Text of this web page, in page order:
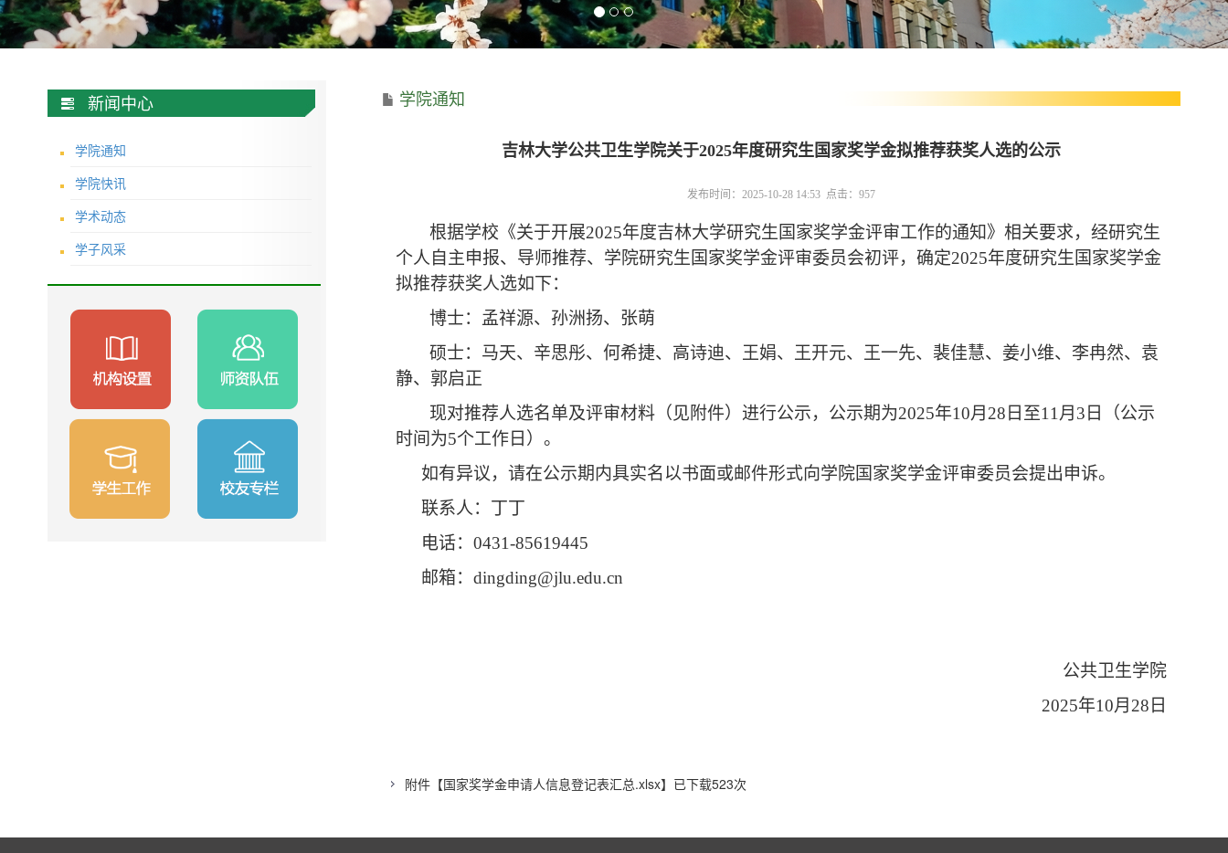
新闻中心
学院通知
学院快讯
学术动态
学子风采
学院通知
吉林大学公共卫生学院关于2025年度研究生国家奖学金拟推荐获奖人选的公示
发布时间：2025-10-28 14:53 点击： 957
根据学校 《关于开展2025年度吉林大学研究生国家奖学金评审工作的通知》相关要求，经研究生
个人自主申报、导师推荐、学院研究生国家奖学金评审委员会初评，确定2025年度研究生国家奖学金
拟推荐获奖人选如下：
博士： 孟祥源、孙洲扬、张萌
硕士： 马天、辛思彤、何希捷、高诗迪、王娟、王开元、王一先、裴佳慧、姜小维、李冉然、袁
静、郭启正
现对推荐人选名单及评审材料（见附件）进行公示， 公示期为2025年10月 28 日至11 月 3 日（公示
时间为5个工作日）。
如有异议，请在公示期内具实名以书面或邮件形式向学院国家奖学金评审委员会提出申诉。
联系人：丁丁
电话：0431-85619445
邮箱：dingding@jlu.edu.cn
公共卫生学院
2025年10月 28 日
附件【国家奖学金申请人信息登记表汇总.xlsx】已下载523次